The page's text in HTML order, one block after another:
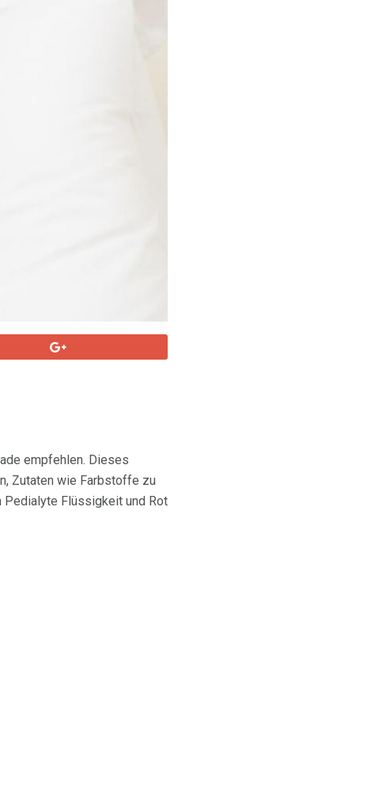
empfehlen. Dieses
Zutaten wie Farbstoffe zu
Pedialyte Flüssigkeit und Rot